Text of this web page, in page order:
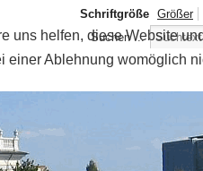
Schriftgröße Größer
Suchen ...
helfen, diese Website
Ablehnung womöglich